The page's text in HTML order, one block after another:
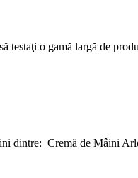
testaţi o gamă largă de
dintre: Cremă de Mâini